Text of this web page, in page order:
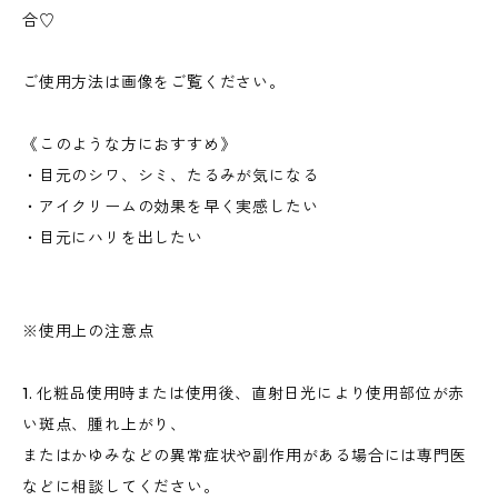
合♡
ご使用方法は画像をご覧ください。
《このような方におすすめ》
・目元のシワ、シミ、たるみが気になる
・アイクリームの効果を早く実感したい
・目元にハリを出したい
※使用上の注意点
1. 化粧品使用時または使用後、直射日光により使用部位が赤
い斑点、腫れ上がり、
またはかゆみなどの異常症状や副作用がある場合には専門医
などに相談してください。